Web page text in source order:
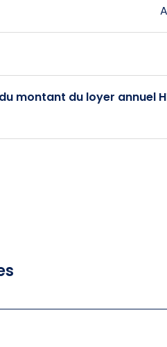
montant du loyer annuel